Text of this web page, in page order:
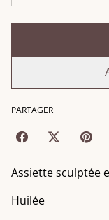
PARTAGER
Assiette sculptée
Huilée